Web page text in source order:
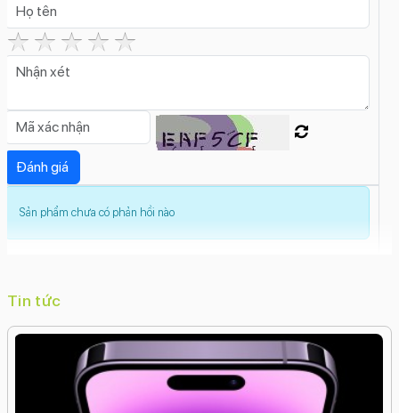
Có thể chia sẻ vị trí của SmartTag với người khác để
cùng tìm kiếm.
Cách sử dụng:
trên điện thoại Samsung.
Gắn thẻ:Gắn SmartTag vào các đồ vật cần theo dõi.
Tìm kiếm:
Cần đăng nhập tài khoản Samsung và đăng ký thiết bị
trên SmartThings Find để sử dụng đầy đủ tính năng.
Sản phẩm chưa có phản hồi nào
Tin tức